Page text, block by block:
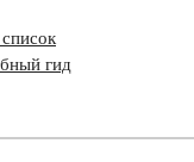
гид